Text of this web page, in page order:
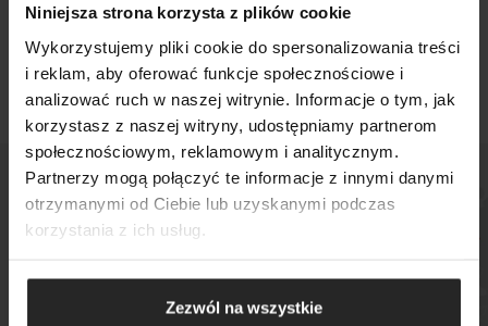
Niniejsza strona korzysta z plików cookie
Wykorzystujemy pliki cookie do spersonalizowania treści
i reklam, aby oferować funkcje społecznościowe i
analizować ruch w naszej witrynie. Informacje o tym, jak
korzystasz z naszej witryny, udostępniamy partnerom
społecznościowym, reklamowym i analitycznym.
Partnerzy mogą połączyć te informacje z innymi danymi
otrzymanymi od Ciebie lub uzyskanymi podczas
korzystania z ich usług.
Zezwól na wszystkie
Aquael i Grupa Plaček zawarły umowę o
strategicznej współpracy
SZUKAJ